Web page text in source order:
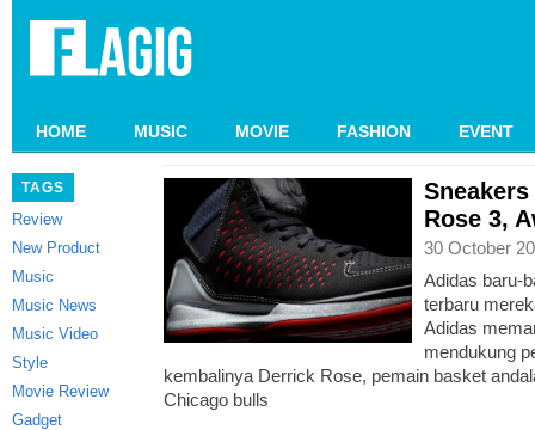
HOME MUSIC MOVIE FASHION EVENT
TAGS
Review
New Product
Music
Music News
Music Video
Style
Movie Review
Gadget
Rose 3,
30 October
Adidas baru-
terbaru
Adidas
mendukung
kembalinya Derrick Rose, pemain basket
Chicago bulls